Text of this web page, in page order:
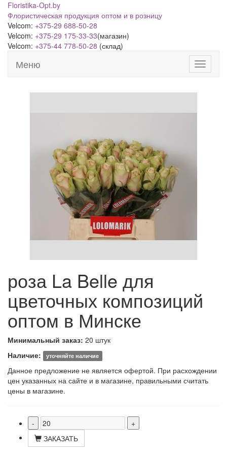
Floristika-Opt.by
Флористическая продукция оптом и в розницу
Velcom: +375-29 688-50-28
Velcom: +375-29 175-33-33(магазин)
Velcom: +375-44 778-50-28 (склад)
Меню
роза La Belle для
цветочных композиций
оптом в Минске
Минимальный заказ: 20 штук
Наличие:
уточняйте наличие
Данное предложение не является офертой. При расхождении
цен указанных на сайте и в магазине, правильными считать
цены в магазине.
ЗАКАЗАТЬ